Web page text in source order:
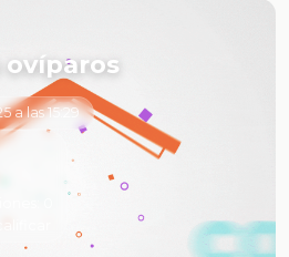
ovíparos
a las 15:29